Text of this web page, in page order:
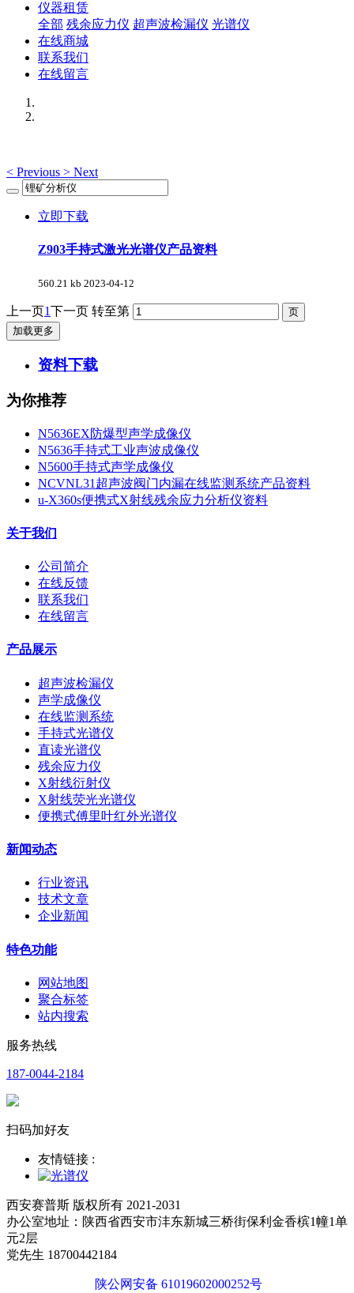
仪器租赁
全部 残余应力仪 超声波检漏仪 光谱仪
在线商城
联系我们
在线留言
< Previous > Next
立即下载
Z903手持式激光光谱仪产品资料
560.21 kb 2023-04-12
上一页1下一页 转至第
加载更多
资料下载
为你推荐
N5636EX防爆型声学成像仪
N5636手持式工业声波成像仪
N5600手持式声学成像仪
NCVNL31超声波阀门内漏在线监测系统产品资料
u-X360s便携式X射线残余应力分析仪资料
关于我们
公司简介
在线反馈
联系我们
在线留言
产品展示
超声波检漏仪
声学成像仪
在线监测系统
手持式光谱仪
直读光谱仪
残余应力仪
X射线衍射仪
X射线荧光光谱仪
便携式傅里叶红外光谱仪
新闻动态
行业资讯
技术文章
企业新闻
特色功能
网站地图
聚合标签
站内搜索
服务热线
187-0044-2184
扫码加好友
友情链接 :
西安赛普斯 版权所有 2021-2031
办公室地址：陕西省西安市沣东新城三桥街保利金香槟1幢1单
元2层
党先生 18700442184
陕公网安备 61019602000252号